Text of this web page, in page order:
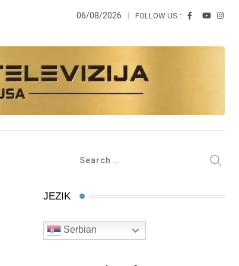
06/08/2026 FOLLOW US :
JEZIK
Serbian